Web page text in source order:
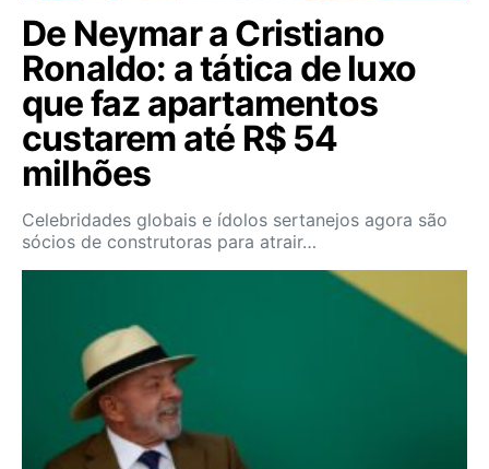
De Neymar a Cristiano
Ronaldo: a tática de luxo
que faz apartamentos
custarem até R$ 54
milhões
Celebridades globais e ídolos sertanejos agora são
sócios de construtoras para atrair…